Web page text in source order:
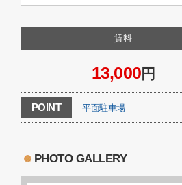
賃料
13,000円
POINT 平面駐車場
PHOTO GALLERY